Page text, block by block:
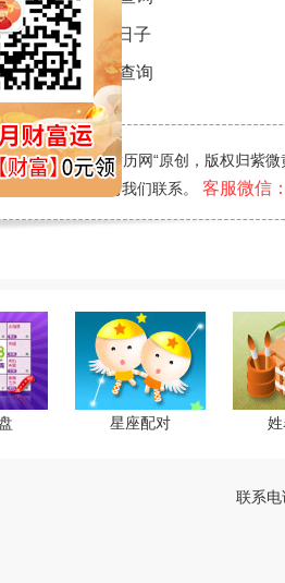
开业最吉利的日子
18日黄道吉日查询
：本文由“紫微黄历网“原创，版权归紫
向或疑问，请先与我们联系。 客服微信
星座配对
联系